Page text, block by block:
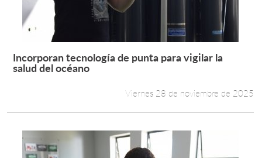
Leer más +
Incorporan tecnología de punta para vigilar la
salud del océano
Viernes 28 de noviembre de 2025